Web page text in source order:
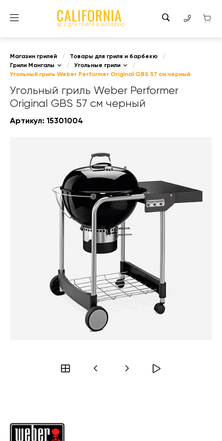
ВСЕ ДЛЯ ГРИЛЯ И БАРБЕКЮ
Магазин грилей / Товары для гриля и барбекю
/
Грили Мангалы
/ Угольные грили
/
Угольный гриль Weber Performer Original GBS 57 см черный
Угольный гриль Weber Performer
Original GBS 57 см черный
Артикул: 15301004